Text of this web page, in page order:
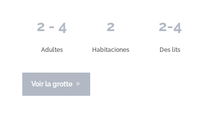
2 - 4
Adultes
2
Habitaciones
2-4
Des lits
Voir la grotte